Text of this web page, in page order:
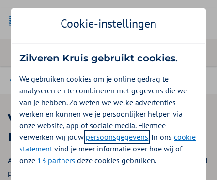
Branche-organisaties
Voordelen voor Koninklijke
Horeca Nederland (KHN)
Als lid van branchevereniging Koninklijke Horeca Nederland
profiteren u, uw medewerkers en hun gezinsleden van
Cookie-instellingen
Zilveren Kruis gebruikt cookies.
We gebruiken cookies om je online gedrag te
analyseren en te combineren met gegevens die we
van je hebben. Zo weten we welke advertenties
werken en kunnen we je persoonlijker helpen via
onze website, app of sociale media. Hiermee
verwerken wij jouw persoonsgegevens. In onscookie
statementvind je meer informatie over hoe wij of
onze 13 partners deze cookies gebruiken.